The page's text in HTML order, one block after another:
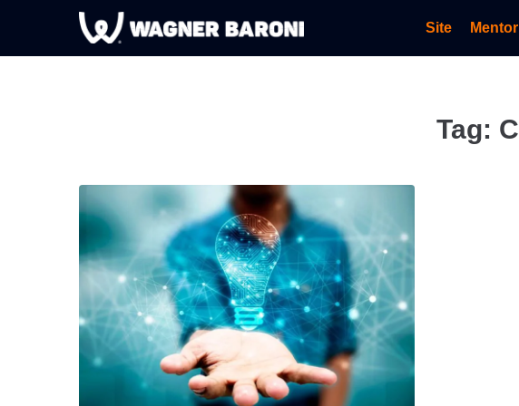
Site
Tag: